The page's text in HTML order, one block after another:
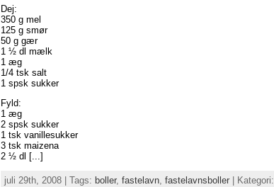
Dej:
350 g mel
125 g smør
50 g gær
1 ½ dl mælk
1 æg
1/4 tsk salt
1 spsk sukker
Fyld:
1 æg
2 spsk sukker
1 tsk vanillesukker
3 tsk maizena
2 ½ dl [...]
juli 29th, 2008 | Tags: boller, fastelavn, fastelavnsboller| Kategori: